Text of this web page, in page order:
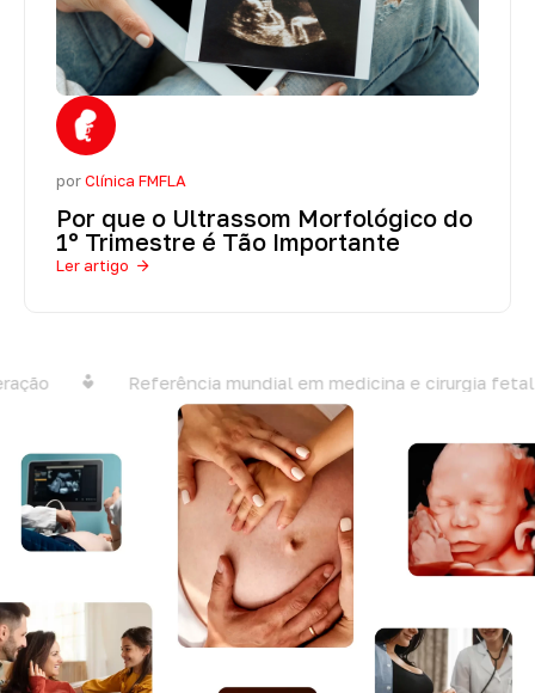
porClínica FMFLA
Por que o Ultrassom Morfológico do
1º Trimestre é Tão Importante
Ler artigo
Referência mundial em medicina e cirurgia fetal